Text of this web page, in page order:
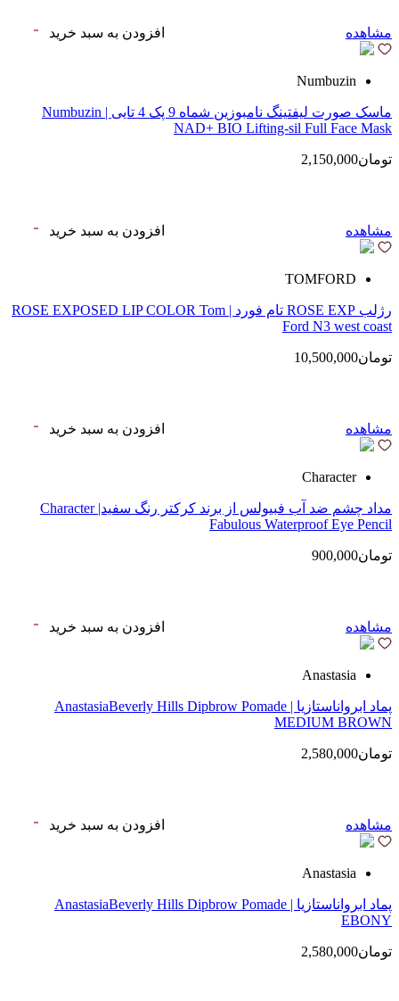
مشاهده افزودن به سبد خرید
Numbuzin
ماسک صورت لیفتینگ نامبوزین شماه 9 پک 4 تایی | Numbuzin
NAD+ BIO Lifting-sil Full Face Mask
تومان2,150,000
مشاهده افزودن به سبد خرید
TOMFORD
رژلب ROSE EXP تام فورد | ROSE EXPOSED LIP COLOR Tom
Ford N3 west coast
تومان10,500,000
مشاهده افزودن به سبد خرید
Character
مداد چشم ضد آب فبیولس از برند کرکتر رنگ سفید| Character
Fabulous Waterproof Eye Pencil
تومان900,000
مشاهده افزودن به سبد خرید
Anastasia
پماد ابرواناستازیا | AnastasiaBeverly Hills Dipbrow Pomade
MEDIUM BROWN
تومان2,580,000
مشاهده افزودن به سبد خرید
Anastasia
پماد ابرواناستازیا | AnastasiaBeverly Hills Dipbrow Pomade
EBONY
تومان2,580,000